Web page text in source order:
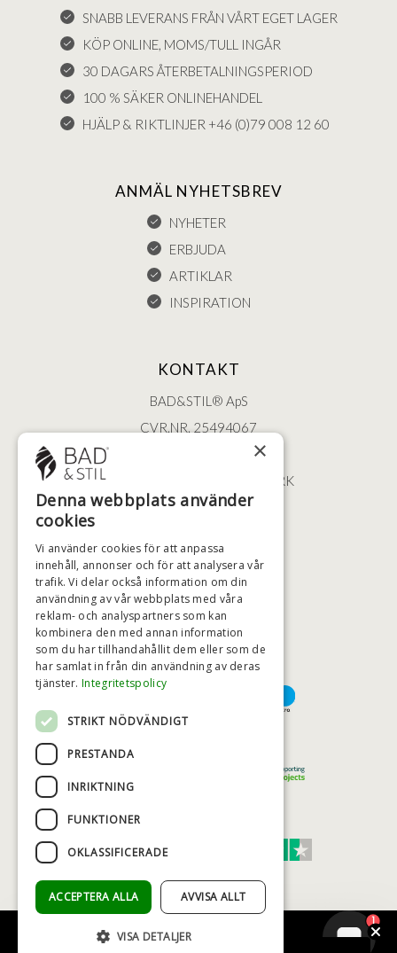
SNABB LEVERANS FRÅN VÅRT EGET LAGER
KÖP ONLINE, MOMS/TULL INGÅR
30 DAGARS ÅTERBETALNINGSPERIOD
100 % SÄKER ONLINEHANDEL
HJÄLP & RIKTLINJER +46 (0)79 008 12 60
ANMÄL NYHETSBREV
NYHETER
ERBJUDA
ARTIKLAR
INSPIRATION
KONTAKT
BAD&STIL® ApS
CVR.NR. 25494067
ØSTERBROGADE 202
2100 KØBENHAVN • DANMARK
+46 (0)79 008 12 60
HÖGSTA KREDITVÄRDIGHET
BETALNINGSALTERNATIV
© COPYRIGHT - BAD&STIL® ApS 2026
×
Denna webbplats använder
cookies
Vi använder cookies för att anpassa
innehåll, annonser och för att analysera vår
trafik. Vi delar också information om din
användning av vår webbplats med våra
reklam- och analyspartners som kan
kombinera den med annan information
som du har tillhandahållit dem eller som de
har samlat in från din användning av deras
tjänster. Integritetspolicy
STRIKT NÖDVÄNDIGT
PRESTANDA
INRIKTNING
FUNKTIONER
OKLASSIFICERADE
ACCEPTERA ALLA AVVISA ALLT
VISA DETALJER
1